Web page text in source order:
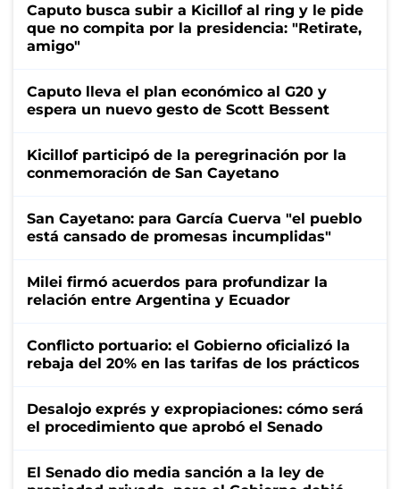
Caputo busca subir a Kicillof al ring y le pide
que no compita por la presidencia: "Retirate,
amigo"
Caputo lleva el plan económico al G20 y
espera un nuevo gesto de Scott Bessent
Kicillof participó de la peregrinación por la
conmemoración de San Cayetano
San Cayetano: para García Cuerva "el pueblo
está cansado de promesas incumplidas"
Milei firmó acuerdos para profundizar la
relación entre Argentina y Ecuador
Conflicto portuario: el Gobierno oficializó la
rebaja del 20% en las tarifas de los prácticos
Desalojo exprés y expropiaciones: cómo será
el procedimiento que aprobó el Senado
El Senado dio media sanción a la ley de